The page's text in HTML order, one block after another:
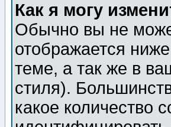
Как я могу
Обычно вы не
отображается
теме, а так же в
стиля).
какое количество